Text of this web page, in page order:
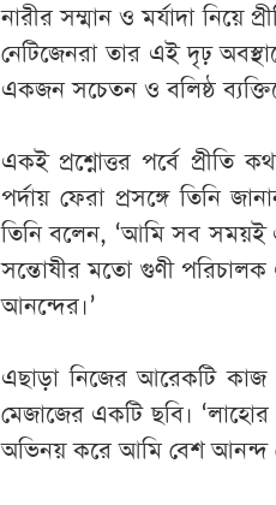
নারীর সম্মান ও মর্যাদা নিয়ে
নেটিজেনরা তার এই দৃঢ়
একজন সচেতন ও বলিষ্ঠ
একই প্রশ্নোত্তর পর্বে প্রীতি
পর্দায় ফেরা প্রসঙ্গে তিনি
তিনি বলেন, ‘আমি সব সময়ই
সন্তোষীর মতো গুণী
আনন্দের।’
এছাড়া নিজের আরেকটি কাজ
মেজাজের একটি ছবি।
অভিনয় করে আমি বেশ আনন্দ